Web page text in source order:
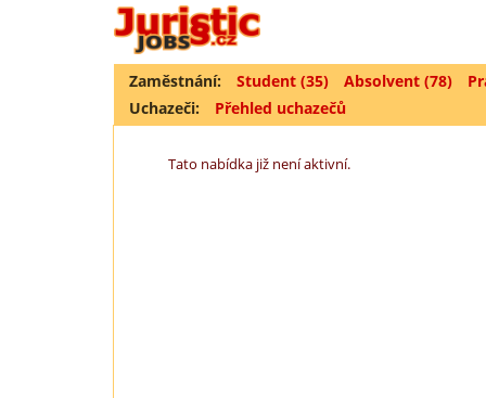
Zaměstnání: Student (35) Absolvent (78)
Uchazeči:
Přehled uchazečů
Tato nabídka již není aktivní.